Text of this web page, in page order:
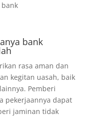
bank
rasa aman dan
kegitan uasah, baik
Pemberi
pekerjaannya dapat
jaminan tidak